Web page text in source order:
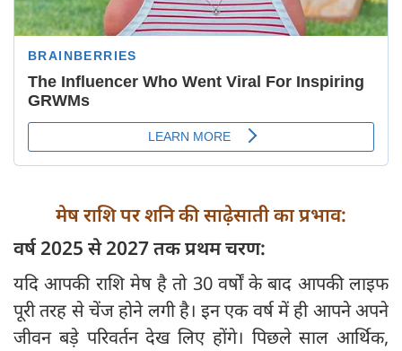
मेष राशि पर शनि की साढ़ेसाती का प्रभाव:
वर्ष 2025 से 2027 तक प्रथम चरण:
यदि आपकी राशि मेष है तो 30 वर्षों के बाद आपकी लाइफ
पूरी तरह से चेंज होने लगी है। इन एक वर्ष में ही आपने अपने
जीवन बड़े परिवर्तन देख लिए होंगे। पिछले साल आर्थिक,